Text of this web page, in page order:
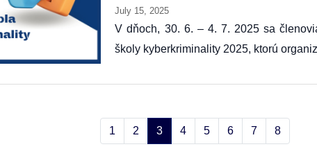
July 15, 2025
V dňoch, 30. 6. – 4. 7. 2025 sa
školy kyberkriminality 2025, ktorú
1 2 3 4 5 6 7 8